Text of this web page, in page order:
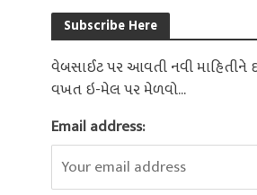
Subscribe Here
વેબસાઈટ પર આવતી નવી માહિતીને
વખત ઇ-મેલ પર મેળવો...
Email address: